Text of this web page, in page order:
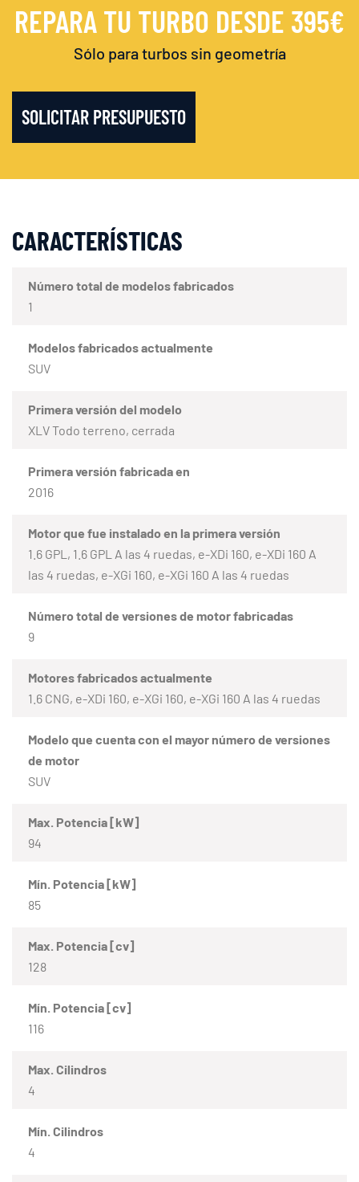
REPARA TU TURBO DESDE 395€
Sólo para turbos sin geometría
SOLICITAR PRESUPUESTO
CARACTERÍSTICAS
Número total de modelos fabricados
1
Modelos fabricados actualmente
SUV
Primera versión del modelo
XLV Todo terreno, cerrada
Primera versión fabricada en
2016
Motor que fue instalado en la primera versión
1.6 GPL, 1.6 GPL A las 4 ruedas, e-XDi 160, e-XDi 160 A
las 4 ruedas, e-XGi 160, e-XGi 160 A las 4 ruedas
Número total de versiones de motor fabricadas
9
Motores fabricados actualmente
1.6 CNG, e-XDi 160, e-XGi 160, e-XGi 160 A las 4 ruedas
Modelo que cuenta con el mayor número de versiones
de motor
SUV
Max. Potencia [kW]
94
Mín. Potencia [kW]
85
Max. Potencia [cv]
128
Mín. Potencia [cv]
116
Max. Cilindros
4
Mín. Cilindros
4